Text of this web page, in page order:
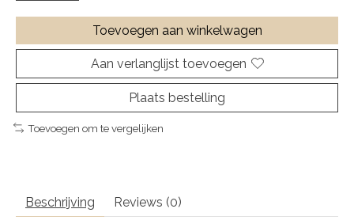
Toevoegen aan winkelwagen
Aan verlanglijst toevoegen
Plaats bestelling
Toevoegen om te vergelijken
Beschrijving Reviews (0)